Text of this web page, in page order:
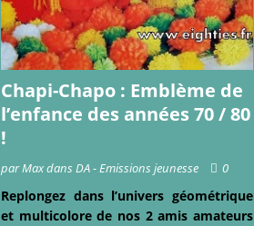
Chapi-Chapo : Emblème de
l’enfance des années 70 / 80
!
par Max dans DA - Emissions jeunesse 0
Replongez dans l’univers géométrique
et multicolore de nos 2 amis amateurs